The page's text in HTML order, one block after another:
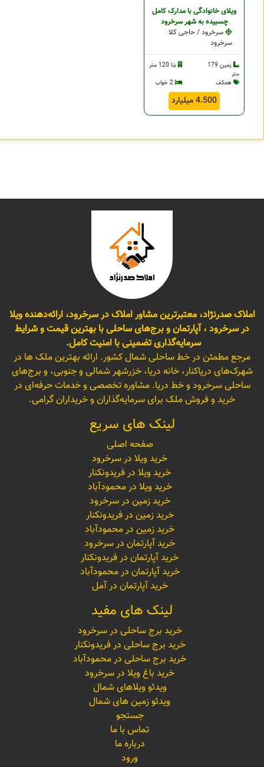
ویلای خانوادگی با مدارک کامل
چسبيده به شهر سرخرود
سرخرود / حاجی کلا
سرخرود
زمین 179
متر
بنا 120 متر
همکف
2 خواب
4.500 میلیارد
املاک صدرنژاد، معتبرترین مشاور املاک در سرخرود، ارائه‌دهنده ویلا
در سرخرود ، آپارتمان و برج‌های ساحلی با بهترین قیمت و شرایط
سرمایه‌گذاری تضمینی با امنیت کامل.
مرجع مطمئن در خط ساحلی شمال کشور. ارائه بهترین ملک ها در
شهرک‌های دریاکنار، خانه دریا، خزرشهر شمالی و جنوبی، و برج‌های
ساحلی سرخرود و خط دریا. مشاوره تخصصی و خدمات حرفه‌ای در
خرید و فروش ملک برای سرمایه‌گذاران و خریداران گرامی.
لینک های سریع
صفحه اصلی
خرید ویلا در سرخرود
خرید ویلا در فریدونکنار
خرید ویلا در محمودآباد
خرید زمین در سرخرود
خرید زمین در فریدونکنار
خرید زمین در محمودآباد
خرید آپارتمان در سرخرود
خرید آپارتمان در فریدونکنار
خرید آپارتمان در محمودآباد
خرید آپارتمان در آمل
لینک های مفید
خرید برج ساحلی در سرخرود
خرید برج ساحلی در فریدونکنار
خرید برج ساحلی در محمودآباد
خرید باغ ویلا در سرخرود
ویدئو ویلاهای شمال
ویدئو زمین های شمال
جستجو
تماس با ما
درباره ما
ورود